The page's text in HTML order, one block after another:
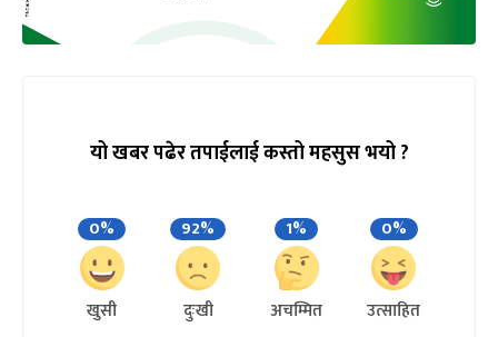
यो खबर पढेर तपाईलाई कस्तो महसुस भयो ?
0%
खुसी
92%
दुःखी
1%
अचम्मित
0%
उत्साहित